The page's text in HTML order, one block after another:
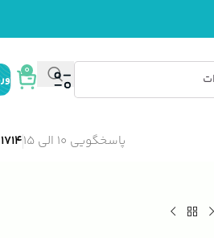
0
پاسخگویی 10 الی 15